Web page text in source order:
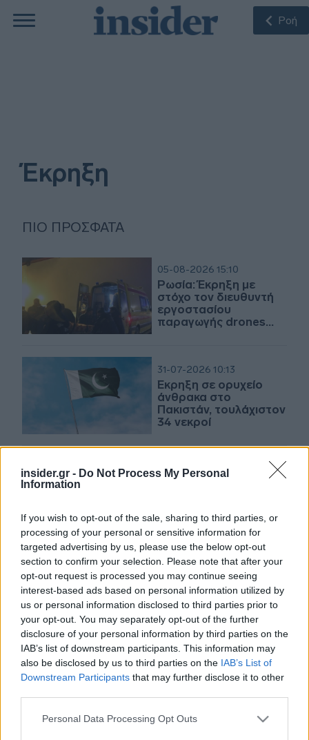
insider.gr - Do Not Process My Personal
Information
If you wish to opt-out of the sale, sharing to third parties, or
processing of your personal or sensitive information for
targeted advertising by us, please use the below opt-out
section to confirm your selection. Please note that after your
opt-out request is processed you may continue seeing
interest-based ads based on personal information utilized by
us or personal information disclosed to third parties prior to
your opt-out. You may separately opt-out of the further
disclosure of your personal information by third parties on the
IAB’s list of downstream participants. This information may
also be disclosed by us to third parties on the IAB’s List of
Downstream Participants that may further disclose it to other
Please note that this website/app uses one or more Google
Personal Data Processing Opt Outs
Ροή
Έκρηξη
ΠΙΟ ΠΡΌΣΦΑΤΑ
05-08-2026 15:10
Ρωσία: Έκρηξη με
στόχο τον διευθυντή
εργοστασίου
παραγωγής drones
31-07-2026 10:13
Έκρηξη σε ορυχείο
άνθρακα στο
Πακιστάν, τουλάχιστον
34 νεκροί
29-07-2026 19:39
drone σε αμερικανικό
τάνκερ
27-07-2026 20:36
Τρεις συλλήψεις για
την τραγωδία με
έκρηξη σε εργοστάσιο
στα Εξαμίλια
27-07-2026 14:10
Έκρηξη σε εργοστάσιο
στα Εξαμίλια Κορινθίας
διερεύνηση τα αίτια